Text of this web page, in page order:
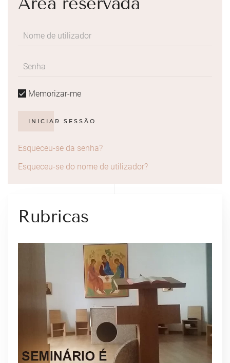
Memorizar-me
INICIAR SESSÃO
Esqueceu-se da senha?
Esqueceu-se do nome de utilizador?
Rubricas